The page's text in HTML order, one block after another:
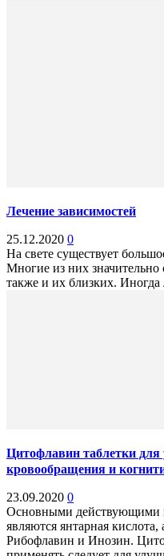
Лечение зависимостей
25.12.2020 0
На свете существует
Многие из них значительно
также и их близких.
Цитофлавин таблетки для
кровообращения и
23.09.2020 0
Основными действующими
являются янтарная
Рибофлавин и Инозин.